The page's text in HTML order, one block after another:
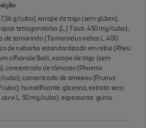
g/cubo), xarope de trigo (sem glúten),
tetragonoloba (L.) Taub. 450 mg/cubo),
de tamarindo (Tamarindus indica L. 400
de ruibarbo estandardizado em reína (Rheu
officinale Baill., xarope de trigo (sem
concentrado de tâmaras (Phoenix
concentrado de ameixas (Prunus
humidificante: glicerina; extrato seco
L. 50 mg/cubo); espessante: goma